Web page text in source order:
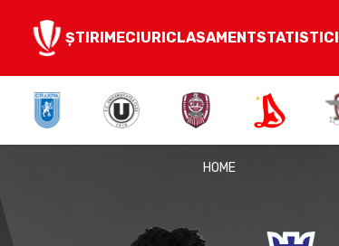
ȘTIRIMECIURICLASAMENTSTATISTICI
HOME